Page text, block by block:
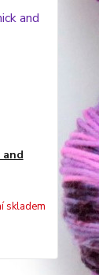
skladem